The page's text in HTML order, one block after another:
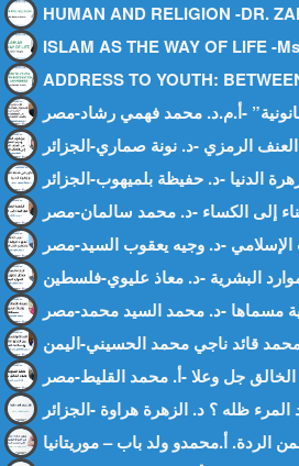
HUMAN AND RELIGION -DR.
ISLAM AS THE WAY OF LIFE -
ADDRESS TO YOUTH: